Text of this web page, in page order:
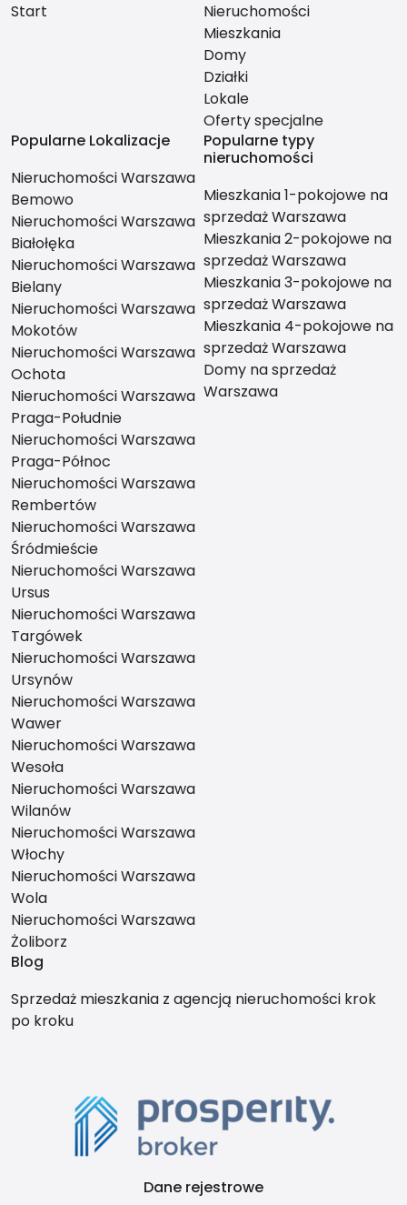
Start
Nieruchomości
Mieszkania
Domy
Działki
Lokale
Oferty specjalne
Popularne Lokalizacje
Nieruchomości Warszawa
Bemowo
Nieruchomości Warszawa
Białołęka
Nieruchomości Warszawa
Bielany
Nieruchomości Warszawa
Mokotów
Nieruchomości Warszawa
Ochota
Nieruchomości Warszawa
Praga-Południe
Nieruchomości Warszawa
Praga-Północ
Nieruchomości Warszawa
Rembertów
Nieruchomości Warszawa
Śródmieście
Nieruchomości Warszawa
Ursus
Nieruchomości Warszawa
Targówek
Nieruchomości Warszawa
Ursynów
Nieruchomości Warszawa
Wawer
Nieruchomości Warszawa
Wesoła
Nieruchomości Warszawa
Wilanów
Nieruchomości Warszawa
Włochy
Nieruchomości Warszawa
Wola
Nieruchomości Warszawa
Żoliborz
Popularne typy
nieruchomości
Mieszkania 1-pokojowe na
sprzedaż Warszawa
Mieszkania 2-pokojowe na
sprzedaż Warszawa
Mieszkania 3-pokojowe na
sprzedaż Warszawa
Mieszkania 4-pokojowe na
sprzedaż Warszawa
Domy na sprzedaż
Warszawa
Blog
Sprzedaż mieszkania z agencją nieruchomości krok
po kroku
Dane rejestrowe